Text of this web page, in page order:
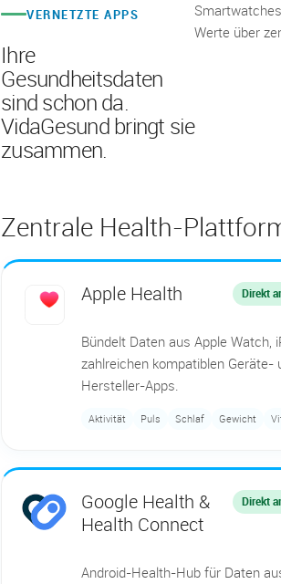
VERNETZTE APPS
Ihre
Gesundheitsdaten
sind schon da.
VidaGesund bringt sie
zusammen.
Werte über
Zentrale Health-
Apple Health Direkt
Bündelt Daten aus Apple Watch,
zahlreichen kompatiblen Geräte-
Hersteller-Apps.
Aktivität Puls Schlaf Gewicht
Google Health &
Health Connect
Direkt
Android-Health-Hub für Daten